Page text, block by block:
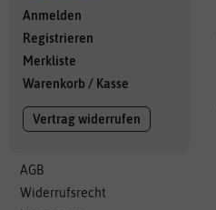
Anmelden
Registrieren
Merkliste
Warenkorb / Kasse
Vertrag widerrufen
AGB
Widerrufsrecht